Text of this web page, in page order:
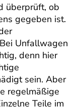
überprüft, ob
gegeben ist.
Unfallwagen
denn hier
sein. Aber
regelmäßige
Teile im